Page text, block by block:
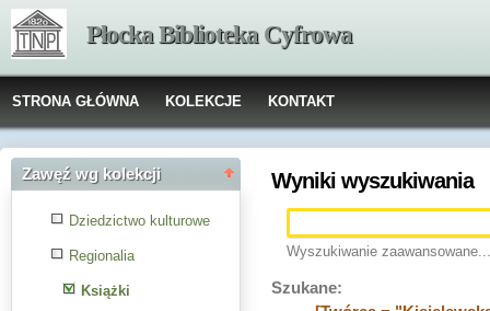
Płocka Biblioteka Cyfrowa
STRONA GŁÓWNA KOLEKCJE KONTAKT
Zawęź wg kolekcji
Dziedzictwo kulturowe
Regionalia
Książki
Wyniki wyszukiwania
Wyszukiwanie zaawansowane...
Szukane: